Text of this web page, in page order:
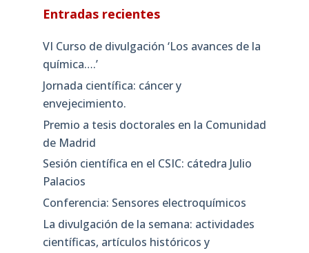
Entradas recientes
VI Curso de divulgación ‘Los avances de la
química….’
Jornada científica: cáncer y
envejecimiento.
Premio a tesis doctorales en la Comunidad
de Madrid
Sesión científica en el CSIC: cátedra Julio
Palacios
Conferencia: Sensores electroquímicos
La divulgación de la semana: actividades
científicas, artículos históricos y